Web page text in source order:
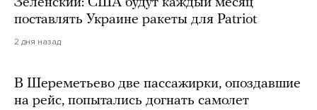
Зеленский: США будут каждый месяц
поставлять Украине ракеты для Patriot
2 дня назад
В Шереметьево две пассажирки, опоздавшие
на рейс, попытались догнать самолет